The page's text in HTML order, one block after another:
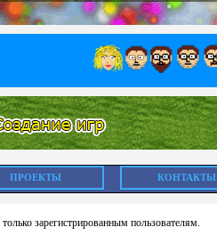
ПРОЕКТЫ КОНТАКТЫ
зарегистрированным пользователям.